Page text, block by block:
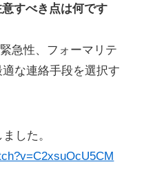
すべき点は何です
急性、フォーマリテ
な連絡手段を選択す
した。